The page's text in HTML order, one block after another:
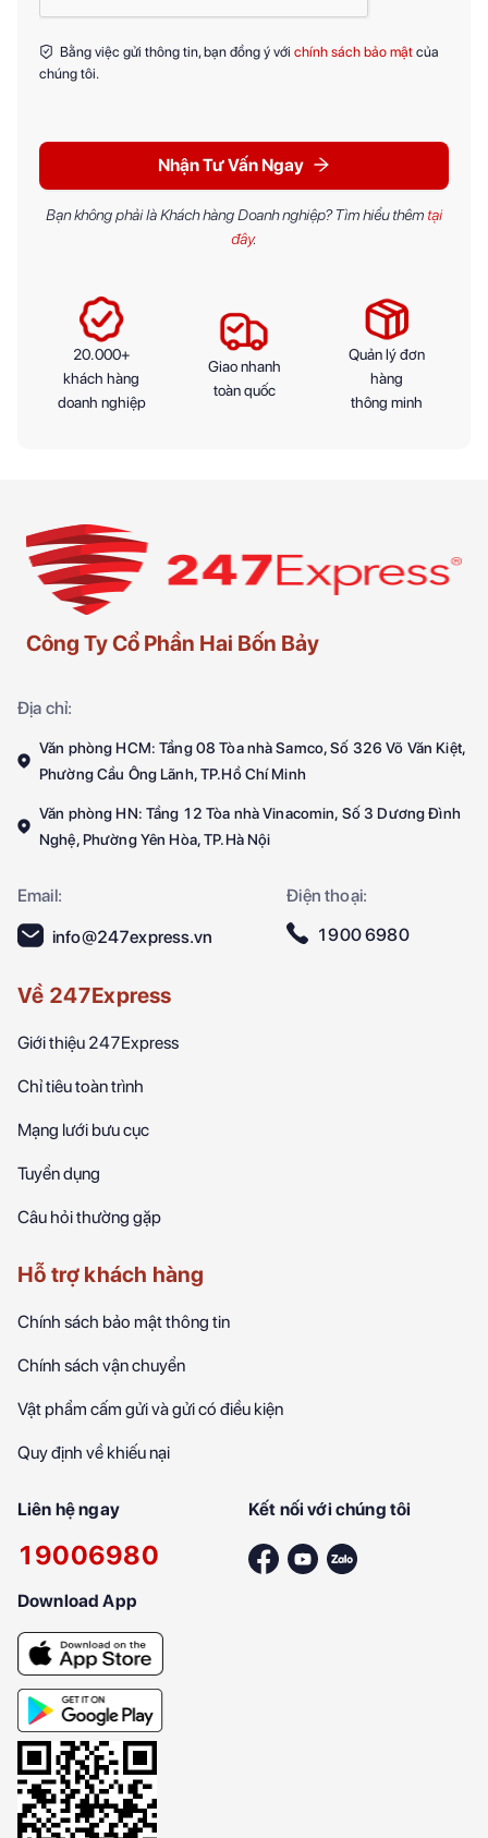
Bằng việc gửi thông tin, bạn đồng ý với chính sách bảo mật của
chúng tôi.
Nhận Tư Vấn Ngay
Bạn không phải là Khách hàng Doanh nghiệp? Tìm hiểu thêm tại
đây.
20.000+
khách hàng
doanh nghiệp
Giao nhanh
toàn quốc
Quản lý đơn
hàng
thông minh
Công Ty Cổ Phần Hai Bốn Bảy
Địa chỉ:
Văn phòng HCM: Tầng 08 Tòa nhà Samco, Số 326 Võ Văn Kiệt,
Phường Cầu Ông Lãnh, TP.Hồ Chí Minh
Văn phòng HN: Tầng 12 Tòa nhà Vinacomin, Số 3 Dương Đình
Nghệ, Phường Yên Hòa, TP.Hà Nội
Email:
Điện thoại:
info@247express.vn
1900 6980
Về 247Express
Giới thiệu 247Express
Chỉ tiêu toàn trình
Mạng lưới bưu cục
Tuyển dụng
Câu hỏi thường gặp
Hỗ trợ khách hàng
Chính sách bảo mật thông tin
Chính sách vận chuyển
Vật phẩm cấm gửi và gửi có điều kiện
Quy định về khiếu nại
Liên hệ ngay
19006980
Kết nối với chúng tôi
Download App